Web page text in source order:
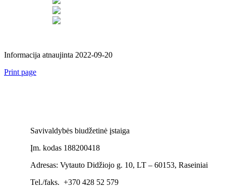
Informacija atnaujinta 2022-09-20
Print page
Savivaldybės biudžetinė įstaiga
Įm. kodas 188200418
Adresas: Vytauto Didžiojo g. 10, LT – 60153, Raseiniai
Tel./faks. +370 428 52 579